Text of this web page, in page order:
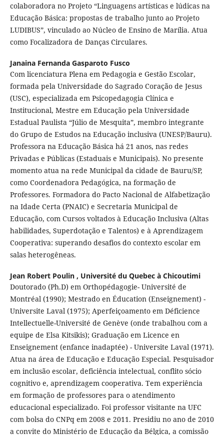
colaboradora no Projeto “Linguagens artísticas e lúdicas na
Educação Básica: propostas de trabalho junto ao Projeto
LUDIBUS”, vinculado ao Núcleo de Ensino de Marília. Atua
como Focalizadora de Danças Circulares.
Janaina Fernanda Gasparoto Fusco
Com licenciatura Plena em Pedagogia e Gestão Escolar,
formada pela Universidade do Sagrado Coração de Jesus
(USC), especializada em Psicopedagogia Clínica e
Institucional, Mestre em Educação pela Universidade
Estadual Paulista “Júlio de Mesquita”, membro integrante
do Grupo de Estudos na Educação inclusiva (UNESP/Bauru).
Professora na Educação Básica há 21 anos, nas redes
Privadas e Públicas (Estaduais e Municipais). No presente
momento atua na rede Municipal da cidade de Bauru/SP,
como Coordenadora Pedagógica, na formação de
Professores. Formadora do Pacto Nacional de Alfabetização
na Idade Certa (PNAIC) e Secretaria Municipal de
Educação, com Cursos voltados à Educação Inclusiva (Altas
habilidades, Superdotação e Talentos) e à Aprendizagem
Cooperativa: superando desafios do contexto escolar em
salas heterogêneas.
Jean Robert Poulin , Université du Quebec à Chicoutimi
Doutorado (Ph.D) em Orthopédagogie- Université de
Montréal (1990); Mestrado en Éducation (Enseignement) -
Universite Laval (1975); Aperfeiçoamento em Déficience
Intellectuelle-Université de Genève (onde trabalhou com a
equipe de Elsa Kitsikis); Graduação em Licence en
Enseignement (enfance inadaptée) - Universite Laval (1971).
Atua na área de Educação e Educação Especial. Pesquisador
em inclusão escolar, deficiência intelectual, conflito sócio
cognitivo e, aprendizagem cooperativa. Tem experiência
em formação de professores para o atendimento
educacional especializado. Foi professor visitante na UFC
com bolsa do CNPq em 2008 e 2011. Presidiu no ano de 2010
a convite do Ministério de Educação da Bélgica, a comissão